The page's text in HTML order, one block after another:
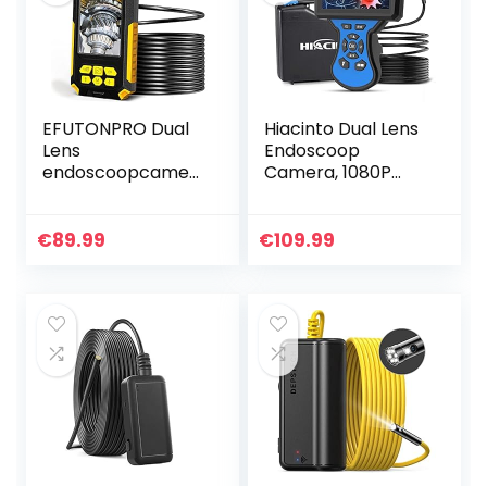
EFUTONPRO Dual
Lens
endoscoopcamer
inspectiecamera,
€89.99
Hiacinto Dual Lens
Endoscoop
Camera, 1080P
met 5mm Ultra
€109.99